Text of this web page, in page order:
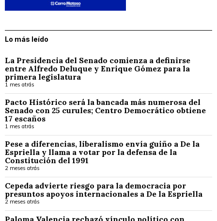
Lo más leído
La Presidencia del Senado comienza a definirse
entre Alfredo Deluque y Enrique Gómez para la
primera legislatura
1 mes atrás
Pacto Histórico será la bancada más numerosa del
Senado con 25 curules; Centro Democrático obtiene
17 escaños
1 mes atrás
Pese a diferencias, liberalismo envía guiño a De la
Espriella y llama a votar por la defensa de la
Constitución del 1991
2 meses atrás
Cepeda advierte riesgo para la democracia por
presuntos apoyos internacionales a De la Espriella
2 meses atrás
Paloma Valencia rechazó vínculo político con